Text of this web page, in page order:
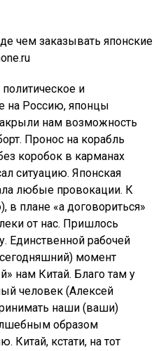
и
на Россию, японцы
нам возможность
Пронос на корабль
коробок в карманах
ситуацию. Японская
любые провокации. К
), в плане «а договориться»
от нас. Пришлось
Единственной рабочей
момент
нам Китай. Благо там у
человек (Алексей
наши (ваши)
образом
Китай, кстати, на тот